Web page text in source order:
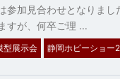
参加見合わせとなりま
すが、何卒ご理 …
型展示会 静岡ホビーショー